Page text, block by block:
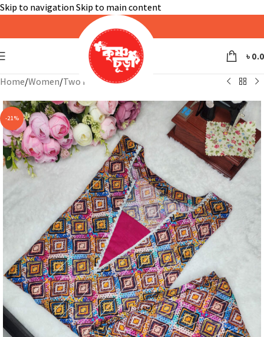
Skip to navigationSkip to main content
৳
Home/Women/Two Piece
-21%